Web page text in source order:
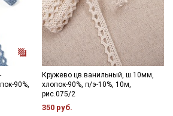
90%,
Кружево цв.ванильный, ш.10мм,
хлопок-90%, п/э-10%, 10м,
рис.075/2
350 руб.
от Купава
здесь дополнительные
скидки до 30% на узкие
тканей